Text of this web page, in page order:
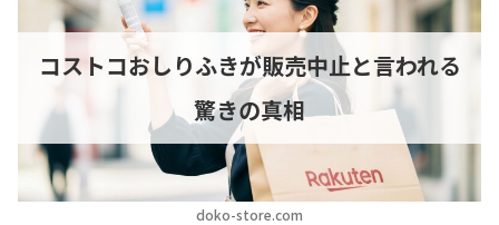
doko-store.com
コストコおしりふきが販売中止と言われる
驚きの真相